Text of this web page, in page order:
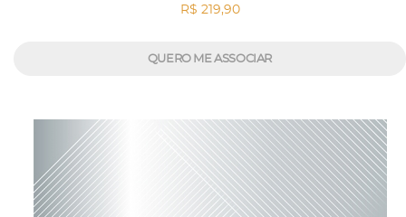
R$ 219,90
QUERO ME ASSOCIAR